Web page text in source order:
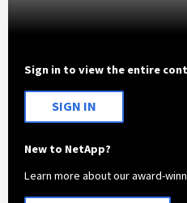
Sign in to view the entire
SIGN IN
New to NetApp?
Learn more about our award-